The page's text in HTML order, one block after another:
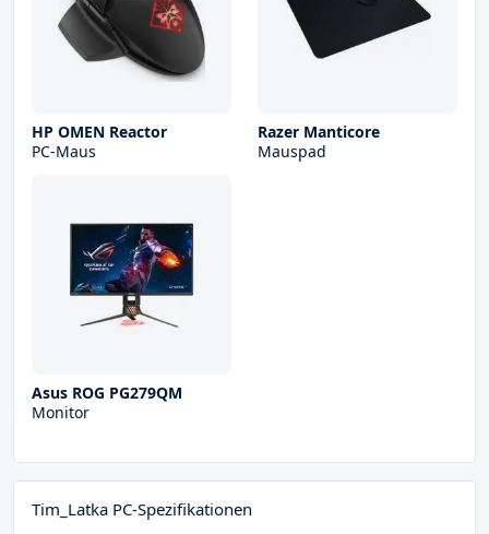
HP OMEN Reactor
PC-Maus
Razer Manticore
Mauspad
Asus ROG PG279QM
Monitor
Tim_Latka PC-Spezifikationen